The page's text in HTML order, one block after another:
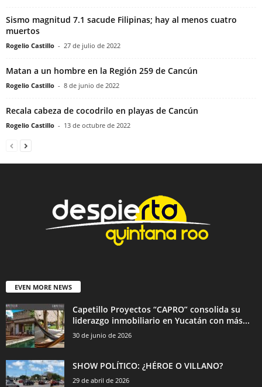
Sismo magnitud 7.1 sacude Filipinas; hay al menos cuatro
muertos
Rogelio Castillo - 27 de julio de 2022
Matan a un hombre en la Región 259 de Cancún
Rogelio Castillo - 8 de junio de 2022
Recala cabeza de cocodrilo en playas de Cancún
Rogelio Castillo - 13 de octubre de 2022
EVEN MORE NEWS
Capetillo Proyectos “CAPRO” consolida su
liderazgo inmobiliario en Yucatán con más...
30 de junio de 2026
SHOW POLÍTICO: ¿HÉROE O VILLANO?
29 de abril de 2026